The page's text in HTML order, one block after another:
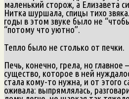
маленький сторож, а Елизавета
Нитка шуршала, спицы тихо
годы в этом звуке было не
“потому что уютно”.
Тепло было не столько от печки.
Печь, конечно, грела, но
существо, которое в ней
стала кому-то нужна, и от этого
оживала: выпрямлялась,